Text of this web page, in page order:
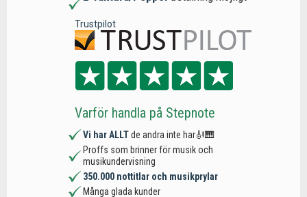
Trustpilot
Varför handla på Stepnote
Vi har ALLTde andra inte har🎻🎹
Proffs som brinner för musik och
musikundervisning
350.000 nottitlar och musikprylar
Många glada kunder